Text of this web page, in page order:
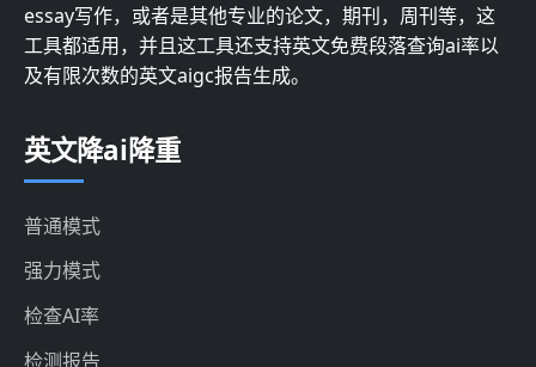
essay写作，或者是其他专业的论文，期刊，周刊等，这
工具都适用，并且这工具还支持英文免费段落查询ai率以
及有限次数的英文aigc报告生成。
英文降ai降重
普通模式
强力模式
检查AI率
检测报告